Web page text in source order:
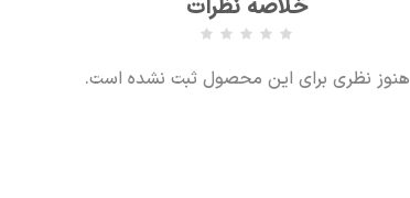
خلاصه نظرات
هنوز نظری برای این محصول ثبت نشده است.